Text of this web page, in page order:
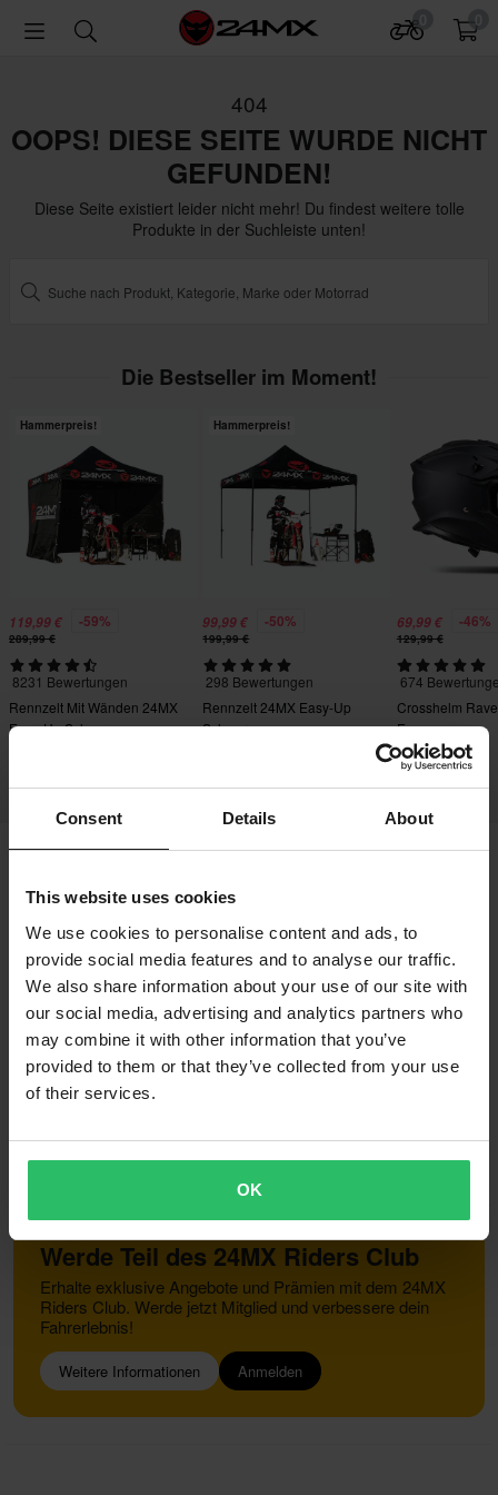
Consent Details About
This website uses cookies
We use cookies to personalise content and ads, to
provide social media features and to analyse our traffic.
We also share information about your use of our site with
our social media, advertising and analytics partners who
may combine it with other information that you’ve
provided to them or that they’ve collected from your use
of their services.
OK
404
OOPS! DIESE SEITE WURDE NICHT
GEFUNDEN!
Diese Seite existiert leider nicht mehr! Du findest weitere tolle
Produkte in der Suchleiste unten!
Die Bestseller im Moment!
Hammerpreis!
119,99 € -59%
289,99 €
8231 Bewertungen
Rennzelt Mit Wänden 24MX
Easy-Up Schwarz
Hammerpreis!
99,99 € -50%
199,99 €
298 Bewertungen
Rennzelt 24MX Easy-Up
Schwarz
69,99 € -46%
129,99 €
674
Crosshelm
Evo
Versand & Lieferung
Allgemeine Geschäftsbedingungen
Zahlung
Datenschutzerklärung
Retouren
Impressum
Widerrufsrecht
Bestellstatus
Reklamationen & Ansprüche
Informationen zum Recycling
Über 24mx.de
Werde Teil des 24MX Riders Club
Erhalte exklusive Angebote und Prämien mit dem 24MX
Riders Club. Werde jetzt Mitglied und verbessere dein
Fahrerlebnis!
Weitere Informationen Anmelden